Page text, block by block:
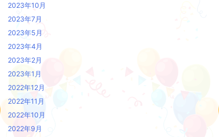
2023年10月
2023年7月
2023年5月
2023年4月
2023年2月
2023年1月
2022年12月
2022年11月
2022年10月
2022年9月